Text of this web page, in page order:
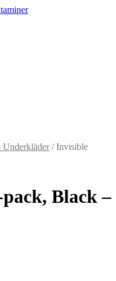
Underkläder/ Invisible
Black –